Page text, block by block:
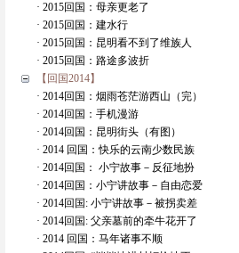
· 2015回国：母亲更老了
· 2015回国：建水行
· 2015回国：昆明看不到了维族人
· 2015回国：路途多波折
【回国2014】
· 2014回国：烟雨苍茫游西山（完）
· 2014回国：手机漫游
· 2014回国：昆明街头（有图）
· 2014 回国：快乐的云南少数民族
· 2014回国： 小宁故事－反征地扮
· 2014回国：小宁讲故事－自由恋爱
· 2014回国: 小宁讲故事－被拐卖差
· 2014回国: 父亲墓前的牵牛花开了
· 2014 回国：马年诸事不顺